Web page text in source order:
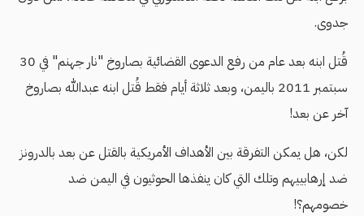
جدوى.
قُتل ابنه بعد عام من رفع الدعوى القضائية بصاروخ "نار جهنم" في 30
سبتمبر 2011 باليمن، وبعد ثلاثة أيام فقط قُتل ابنه عبدالله بصاروخ
آخر عن بعد!
لكن، هل يمكن التفرقة بين الأهداف الأمريكية بالقتل عن بعد بالدرونز
ضد إرهابييهم وتلك التي كان ينفذها الحوثيون في اليمن ضد
خصومهم؟!